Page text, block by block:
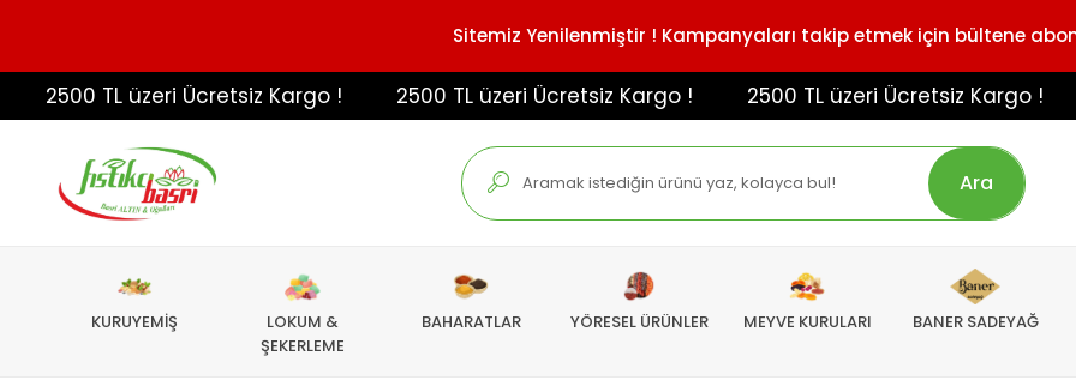
Sitemiz Yenilenmiştir ! Kampanyaları takip etmek için bültene
2500 TL üzeri Ücretsiz Kargo ! 2500 TL üzeri Ücretsiz Kargo ! 2500 TL üzeri Ücretsiz Kargo !
Ara
KURUYEMİŞ
LOKUM &
ŞEKERLEME
BAHARATLAR YÖRESEL ÜRÜNLER MEYVE KURULARI BANER SADEYAĞ